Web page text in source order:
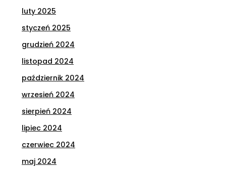
luty 2025
styczeń 2025
grudzień 2024
listopad 2024
październik 2024
wrzesień 2024
sierpień 2024
lipiec 2024
czerwiec 2024
maj 2024